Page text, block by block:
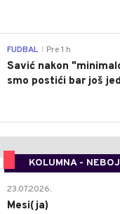
FUDBAL Pre 1 h
Savić nakon
smo postići bar još
KOLUMNA -
23.07.2026.
Mesi(ja)